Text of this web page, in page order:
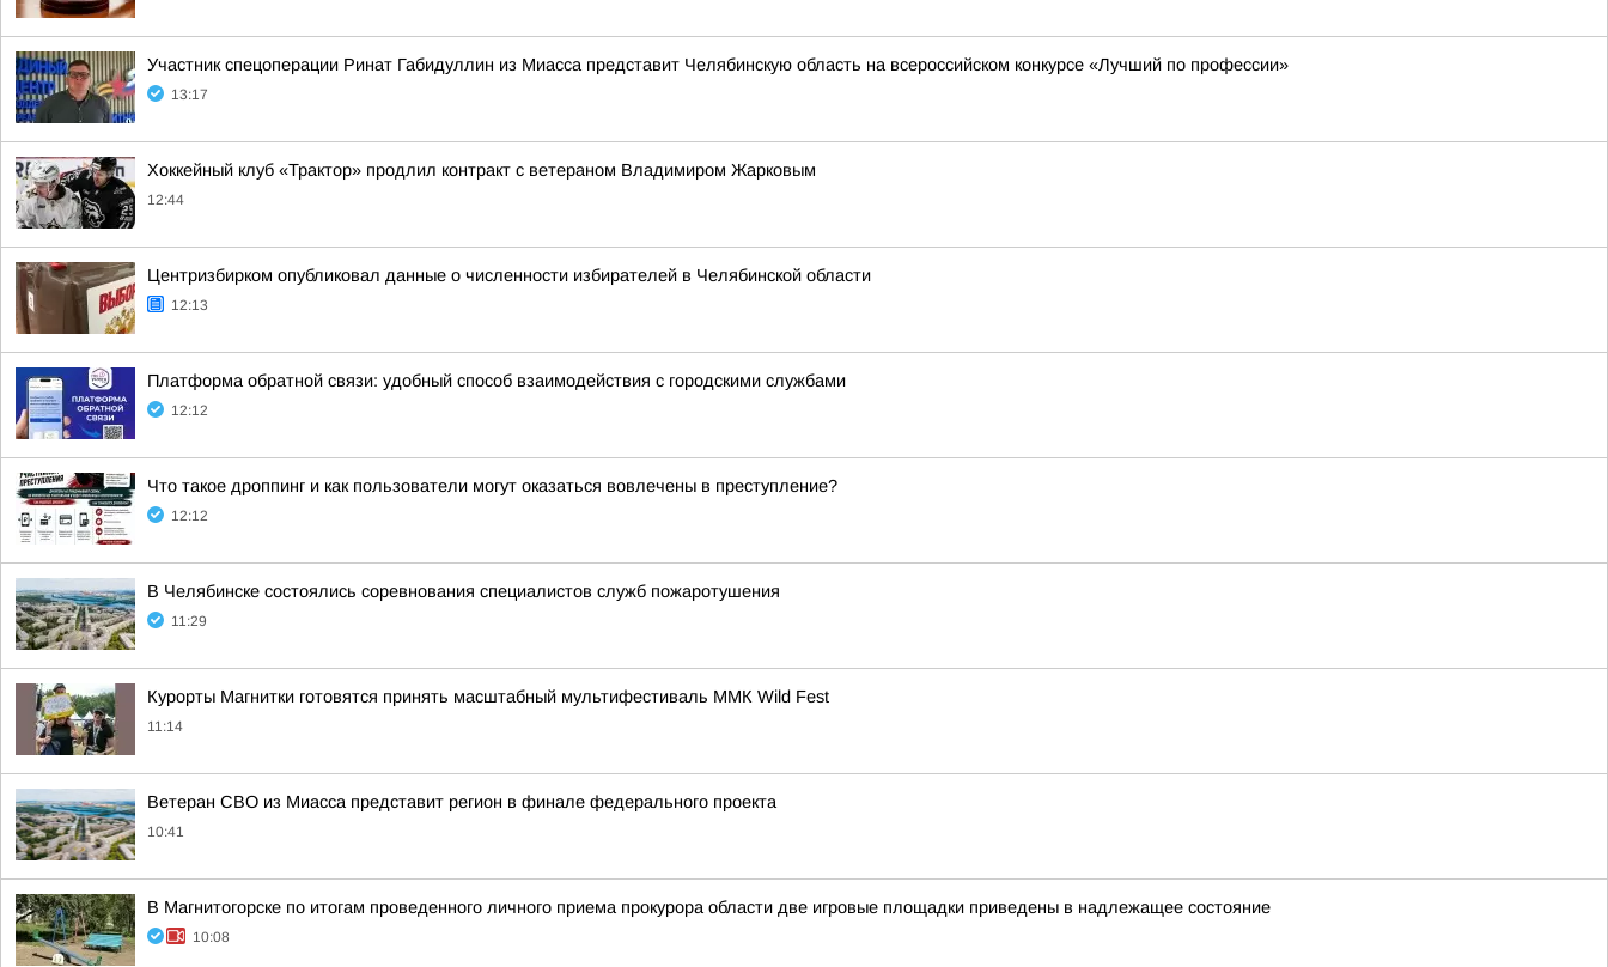
Участник спецоперации Ринат Габидуллин из Миасса представит Челябинскую область на всероссийском конкурсе «Лучший по профессии»
13:17
Хоккейный клуб «Трактор» продлил контракт с ветераном Владимиром Жарковым
12:44
Центризбирком опубликовал данные о численности избирателей в Челябинской области
12:13
Платформа обратной связи: удобный способ взаимодействия с городскими службами
12:12
Что такое дроппинг и как пользователи могут оказаться вовлечены в преступление?
12:12
В Челябинске состоялись соревнования специалистов служб пожаротушения
11:29
Курорты Магнитки готовятся принять масштабный мультифестиваль ММК Wild Fest
11:14
Ветеран СВО из Миасса представит регион в финале федерального проекта
10:41
В Магнитогорске по итогам проведенного личного приема прокурора области две игровые площадки приведены в надлежащее состояние
10:08